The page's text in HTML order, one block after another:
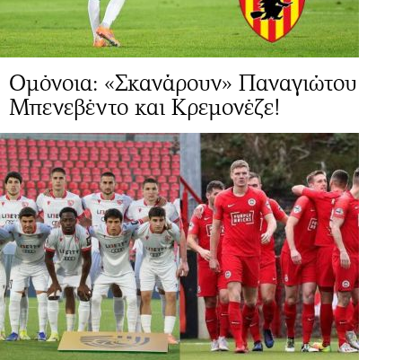
Ομόνοια: «Σκανάρουν» Παναγιώτου
Μπενεβέντο και Κρεμονέζε!